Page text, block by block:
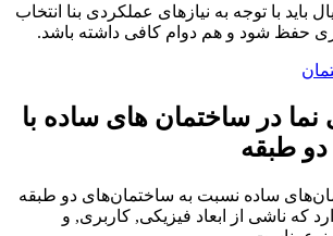
باید با توجه به نیازهای عملکردی بنا انتخاب
حفظ شود و هم دوام کافی داشته باشد.
در ساختمان های ساده با
طبقه
ساده نسبت به ساختمان‌های دو طبقه
که ناشی از ابعاد فیزیکی, کاربری, و